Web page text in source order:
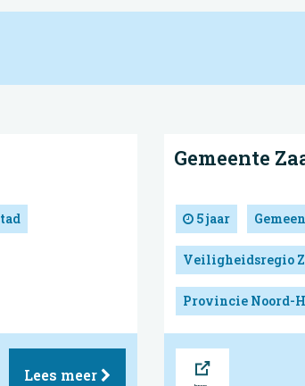
Lees meer
Gemeente
5 jaar
Veiligheidsregio
Provincie Noord-